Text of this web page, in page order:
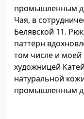
промышленным
Чая, в
Белявской 11.
паттерн
том числе и моей
художницей
натуральной
промышленным